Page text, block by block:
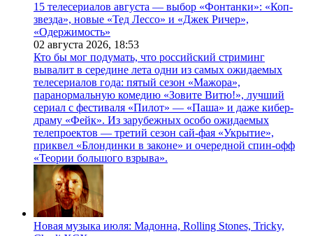
15 телесериалов августа — выбор «Фонтанки»: «Коп-
звезда», новые «Тед Лессо» и «Джек Ричер»,
«Одержимость»
02 августа 2026, 18:53
Кто бы мог подумать, что российский стриминг
вывалит в середине лета одни из самых ожидаемых
телесериалов года: пятый сезон «Мажора»,
паранормальную комедию «Зовите Витю!», лучший
сериал с фестиваля «Пилот» — «Паша» и даже кибер-
драму «Фейк». Из зарубежных особо ожидаемых
телепроектов — третий сезон сай-фая «Укрытие»,
приквел «Блондинки в законе» и очередной спин-офф
«Теории большого взрыва».
Новая музыка июля: Мадонна, Rolling Stones, Tricky,